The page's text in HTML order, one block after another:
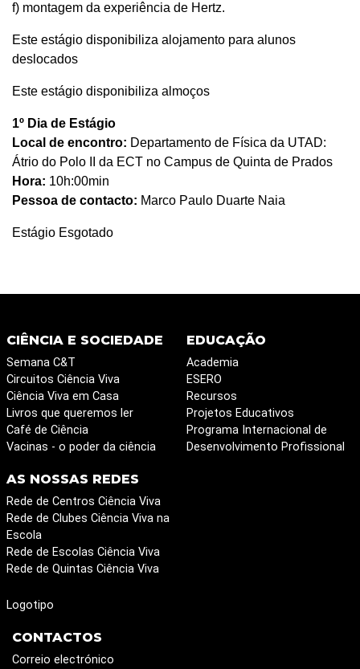
f) montagem da experiência de Hertz.
Este estágio disponibiliza alojamento para alunos
deslocados
Este estágio disponibiliza almoços
1º Dia de Estágio
Local de encontro: Departamento de Física da UTAD:
Átrio do Polo II da ECT no Campus de Quinta de Prados
Hora: 10h:00min
Pessoa de contacto: Marco Paulo Duarte Naia
Estágio Esgotado
CIÊNCIA E SOCIEDADE
Semana C&T
Circuitos Ciência Viva
Ciência Viva em Casa
Livros que queremos ler
Café de Ciência
Vacinas - o poder da ciência
EDUCAÇÃO
Academia
ESERO
Recursos
Projetos Educativos
Programa Internacional de
Desenvolvimento Profissional
AS NOSSAS REDES
Rede de Centros Ciência Viva
Rede de Clubes Ciência Viva na
Escola
Rede de Escolas Ciência Viva
Rede de Quintas Ciência Viva
Logotipo
CONTACTOS
Correio electrónico